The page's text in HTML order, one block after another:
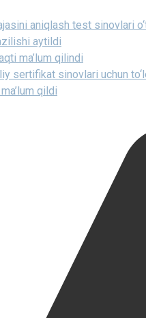
aniqlash test sinovlari
aytildi
ma’lum qilindi
sertifikat sinovlari uchun
qildi